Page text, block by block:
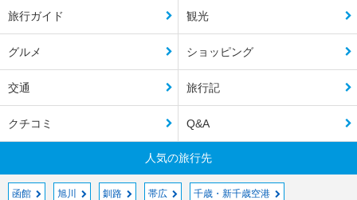
旅行ガイド 観光
グルメ ショッピング
交通 旅行記
クチコミ Q&A
人気の旅行先
函館 旭川 釧路 帯広 千歳・新千歳空港